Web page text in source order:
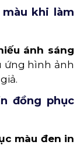
khi làm
ánh sáng
ứng hình ảnh
đồng phục
màu đen in